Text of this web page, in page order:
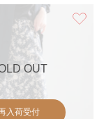
OUT
入荷受付